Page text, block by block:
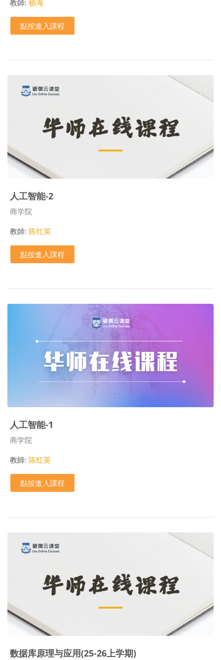
教師: 杨海
點按進入課程
人工智能-2
課程類別
商学院
教師: 陈红英
點按進入課程
人工智能-1
課程類別
商学院
教師: 陈红英
點按進入課程
数据库原理与应用(25-26上学期)